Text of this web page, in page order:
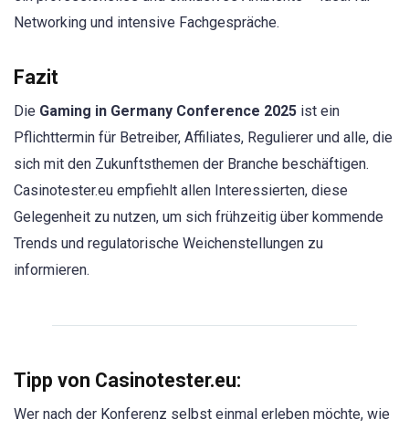
Networking und intensive Fachgespräche.
Fazit
Die Gaming in Germany Conference 2025 ist ein
Pflichttermin für Betreiber, Affiliates, Regulierer und alle, die
sich mit den Zukunftsthemen der Branche beschäftigen.
Casinotester.eu empfiehlt allen Interessierten, diese
Gelegenheit zu nutzen, um sich frühzeitig über kommende
Trends und regulatorische Weichenstellungen zu
informieren.
Tipp von Casinotester.eu:
Wer nach der Konferenz selbst einmal erleben möchte, wie